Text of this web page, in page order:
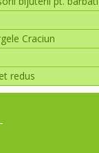
Craciun
redus